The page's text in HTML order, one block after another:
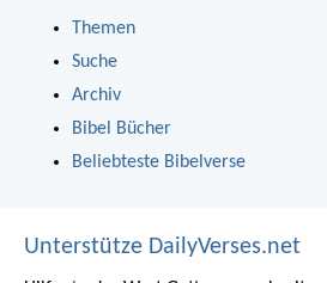
Themen
Suche
Archiv
Bibel Bücher
Beliebteste Bibelverse
Unterstütze DailyVerses.net